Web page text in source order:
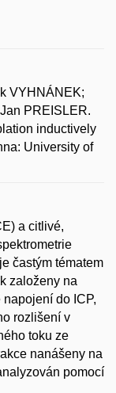
VYHNÁNEK;
PREISLER.
inductively
University of
a citlivé,
častým tématem
založeny na
do ICP,
rozlišení v
toku ze
nanášeny na
pomocí